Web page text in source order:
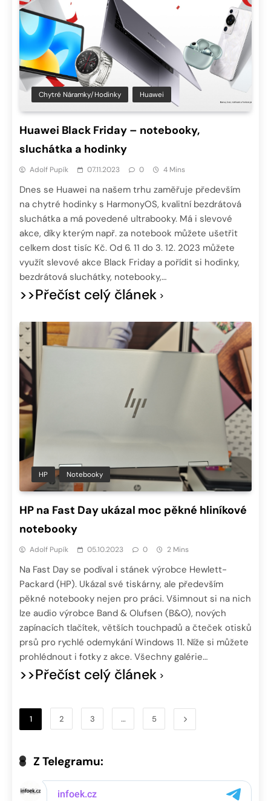
Chytré Náramky/hodinky Huawei
Huawei Black Friday – notebooky,
sluchátka a hodinky
Adolf Pupík 07.11.2023 0 4 Mins
Dnes se Huawei na našem trhu zaměřuje především
na chytré hodinky s HarmonyOS, kvalitní bezdrátová
sluchátka a má povedené ultrabooky. Má i slevové
akce, díky kterým např. za notebook můžete ušetřit
celkem dost tisíc Kč. Od 6. 11 do 3. 12. 2023 můžete
využít slevové akce Black Friday a pořídit si hodinky,
bezdrátová sluchátky, notebooky,…
>>Přečíst celý článek
HP Notebooky
HP na Fast Day ukázal moc pěkné hliníkové
notebooky
Adolf Pupík 05.10.2023 0 2 Mins
Na Fast Day se podíval i stánek výrobce Hewlett-
Packard (HP). Ukázal své tiskárny, ale především
pěkné notebooky nejen pro práci. Všimnout si na nich
lze audio výrobce Band & Olufsen (B&O), nových
zapínacích tlačítek, větších touchpadů a čteček otisků
prsů pro rychlé odemykání Windows 11. Níže si můžete
prohlédnout i fotky z akce. Všechny galérie…
>>Přečíst celý článek
1 2 3 … 5
Z Telegramu: